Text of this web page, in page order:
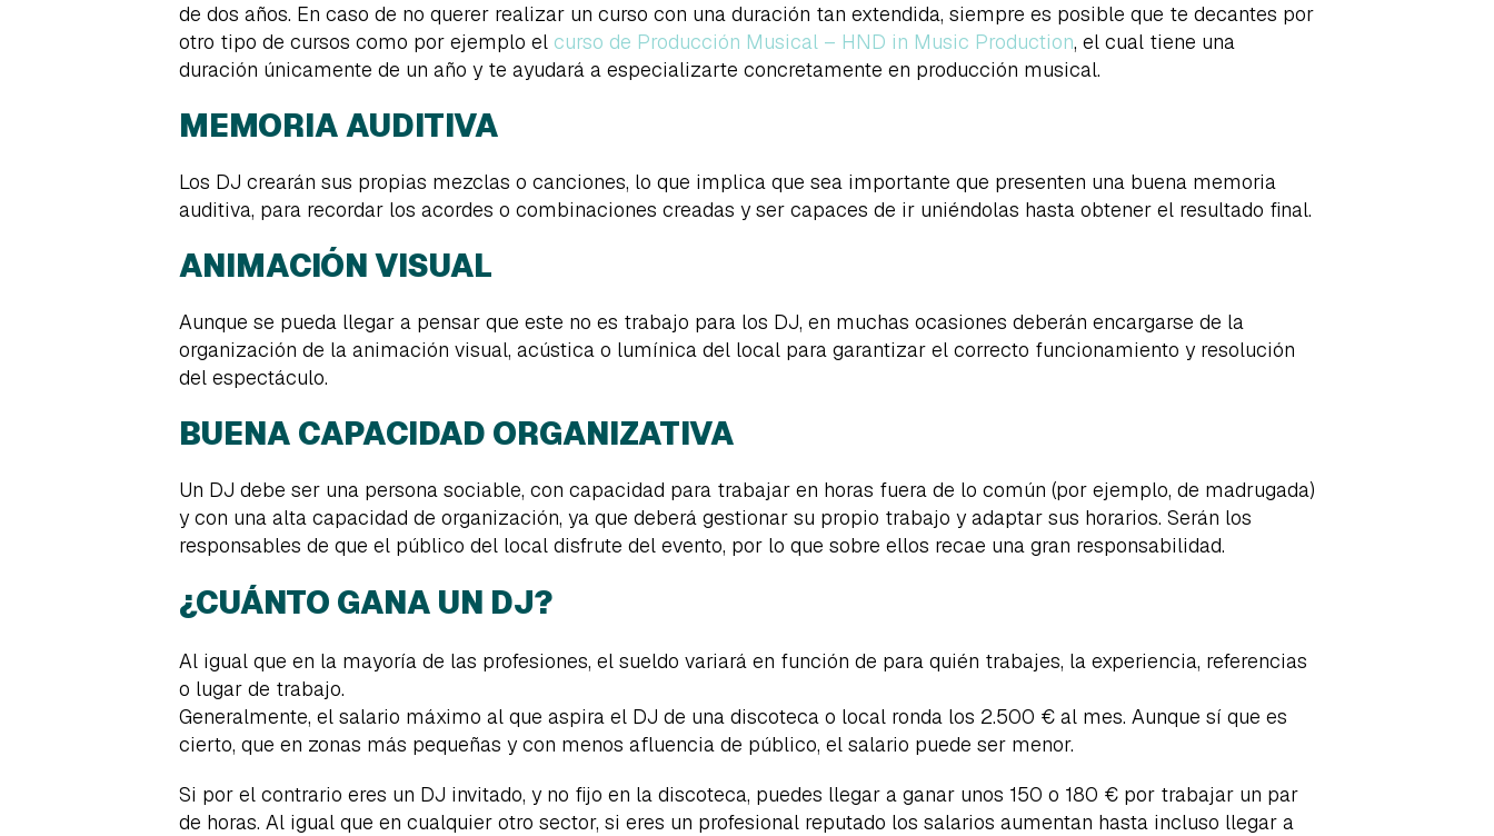
de dos años. En caso de no querer realizar un curso con una duración tan extendida, siempre es posible que te decantes por
otro tipo de cursos como por ejemplo el curso de Producción Musical – HND in Music Production, el cual tiene una
duración únicamente de un año y te ayudará a especializarte concretamente en producción musical.
MEMORIA AUDITIVA
Los DJ crearán sus propias mezclas o canciones, lo que implica que sea importante que presenten una buena memoria
auditiva, para recordar los acordes o combinaciones creadas y ser capaces de ir uniéndolas hasta obtener el resultado final.
ANIMACIÓN VISUAL
Aunque se pueda llegar a pensar que este no es trabajo para los DJ, en muchas ocasiones deberán encargarse de la
organización de la animación visual, acústica o lumínica del local para garantizar el correcto funcionamiento y resolución
del espectáculo.
BUENA CAPACIDAD ORGANIZATIVA
Un DJ debe ser una persona sociable, con capacidad para trabajar en horas fuera de lo común (por ejemplo, de madrugada)
y con una alta capacidad de organización, ya que deberá gestionar su propio trabajo y adaptar sus horarios. Serán los
responsables de que el público del local disfrute del evento, por lo que sobre ellos recae una gran responsabilidad.
¿CUÁNTO GANA UN DJ?
Al igual que en la mayoría de las profesiones, el sueldo variará en función de para quién trabajes, la experiencia, referencias
o lugar de trabajo.
Generalmente, el salario máximo al que aspira el DJ de una discoteca o local ronda los 2.500 € al mes. Aunque sí que es
cierto, que en zonas más pequeñas y con menos afluencia de público, el salario puede ser menor.
Si por el contrario eres un DJ invitado, y no fijo en la discoteca, puedes llegar a ganar unos 150 o 180 € por trabajar un par
de horas. Al igual que en cualquier otro sector, si eres un profesional reputado los salarios aumentan hasta incluso llegar a